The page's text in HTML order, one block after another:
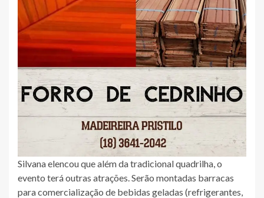
Silvana elencou que além da tradicional quadrilha, o
evento terá outras atrações. Serão montadas barracas
para comercialização de bebidas geladas (refrigerantes,